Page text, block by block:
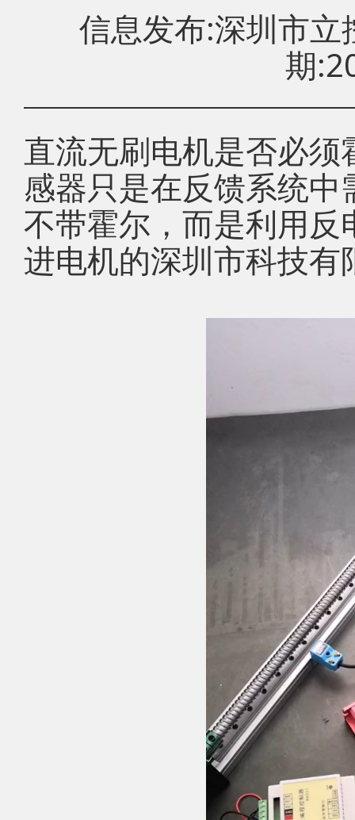
信息发布:深圳市
期
直流无刷电机是否必
感器只是在反馈系统
不带霍尔，而是利用
进电机的深圳市科技